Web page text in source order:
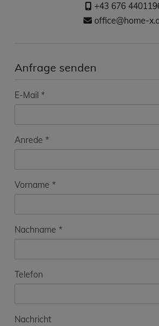
+43 676
office@home-
Anfrage senden
E-Mail
Anrede
Vorname
Nachname
Telefon
Nachricht